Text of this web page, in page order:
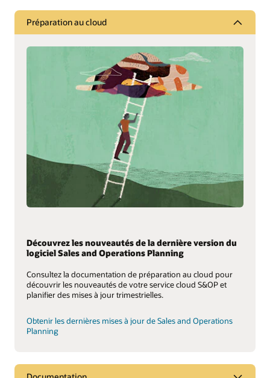
Préparation au cloud
Découvrez les nouveautés de la dernière version du
logiciel Sales and Operations Planning
Consultez la documentation de préparation au cloud pour
découvrir les nouveautés de votre service cloud S&OP et
planifier des mises à jour trimestrielles.
Obtenir les dernières mises à jour de Sales and Operations
Planning